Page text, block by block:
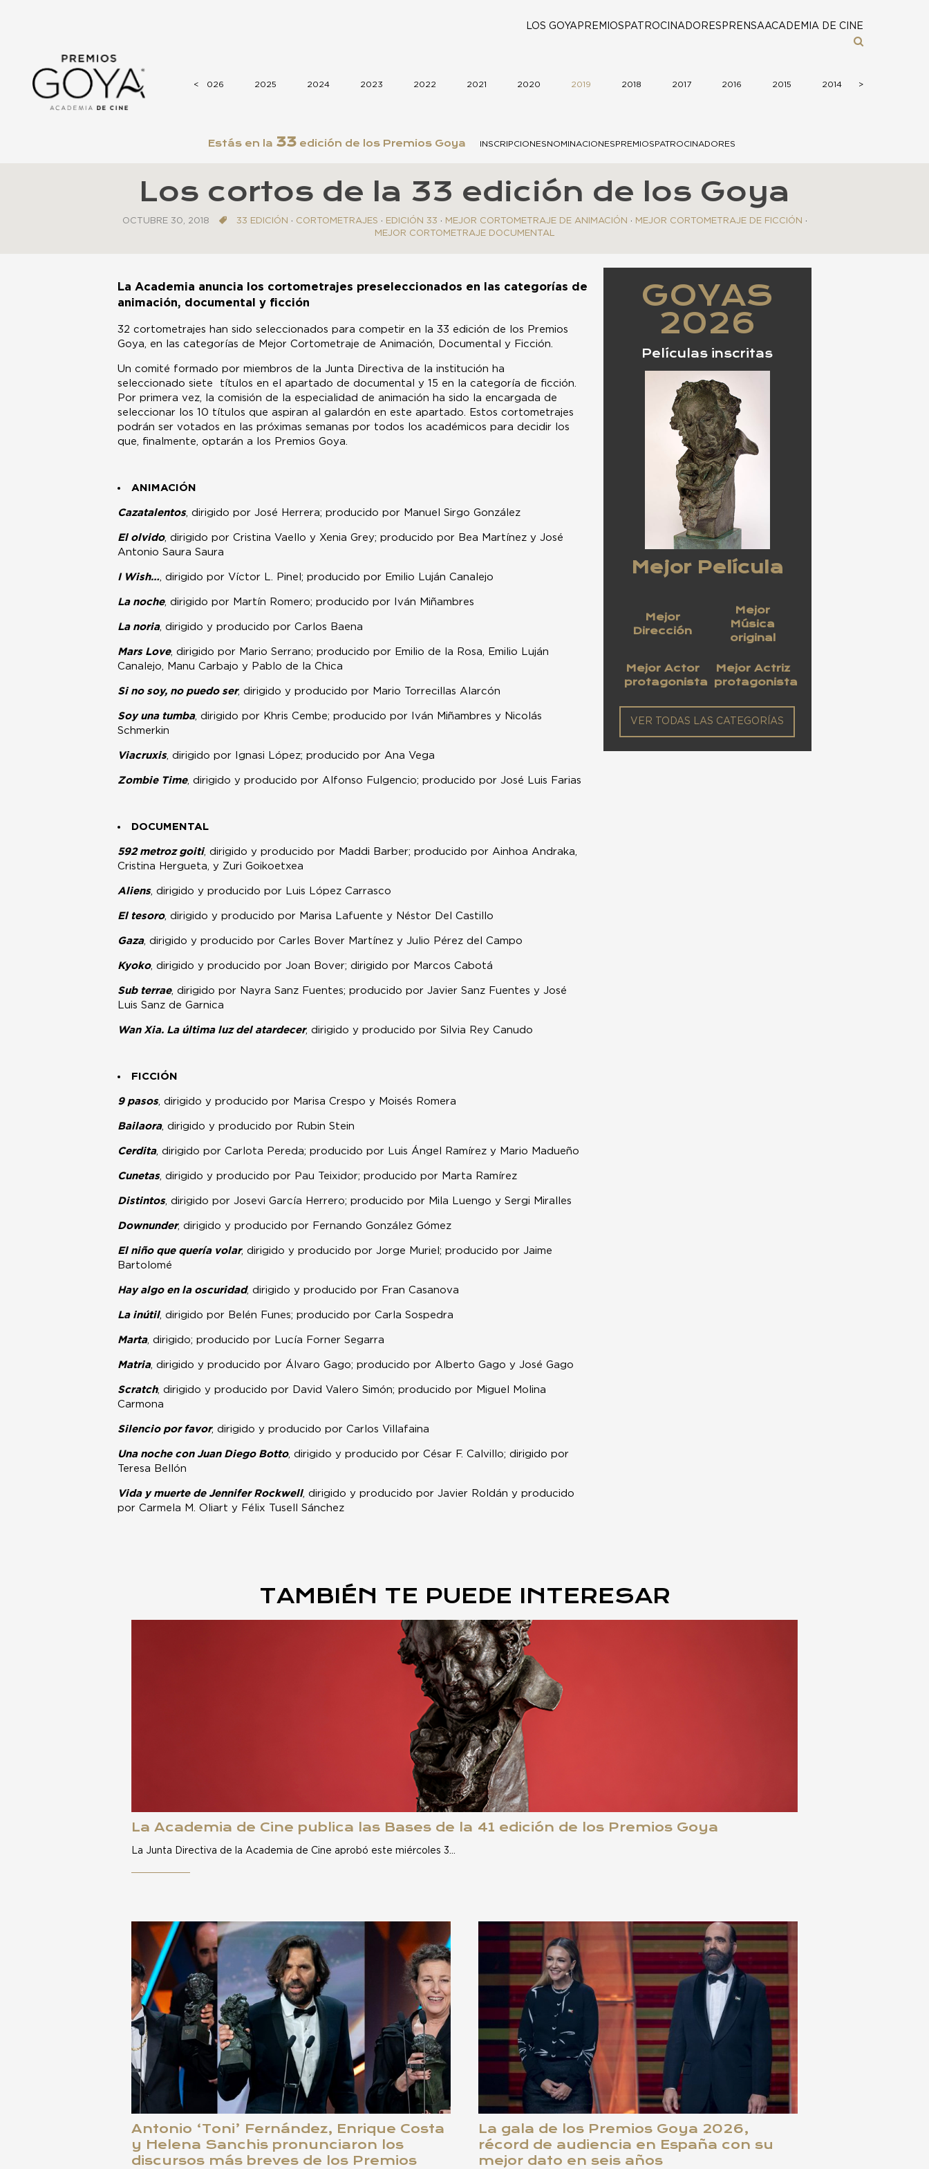
LOS GOYA PREMIOS PATROCINADORES PRENSAACADEMIA DE CINE
<
< 2026 2025 2024 2023 2022 2021 2020 2019 2018 2017 2016 2015 2014 >
>
Estás en la 33edición de los Premios Goya INSCRIPCIONESNOMINACIONESPREMIOSPATROCINADORES
Los cortos de la 33 edición de los Goya
OCTUBRE 30, 2018 33 EDICIÓN · CORTOMETRAJES · EDICIÓN 33 · MEJOR CORTOMETRAJE DE ANIMACIÓN · MEJOR CORTOMETRAJE DE FICCIÓN ·
MEJOR CORTOMETRAJE DOCUMENTAL
La Academia anuncia los cortometrajes preseleccionados en las categorías de
animación, documental y ficción
32 cortometrajes han sido seleccionados para competir en la 33 edición de los Premios
Goya, en las categorías de Mejor Cortometraje de Animación, Documental y Ficción.
Un comité formado por miembros de la Junta Directiva de la institución ha
seleccionado siete títulos en el apartado de documental y 15 en la categoría de ficción.
Por primera vez, la comisión de la especialidad de animación ha sido la encargada de
seleccionar los 10 títulos que aspiran al galardón en este apartado. Estos cortometrajes
podrán ser votados en las próximas semanas por todos los académicos para decidir los
que, finalmente, optarán a los Premios Goya.
ANIMACIÓN
Cazatalentos, dirigido por José Herrera; producido por Manuel Sirgo González
El olvido, dirigido por Cristina Vaello y Xenia Grey; producido por Bea Martínez y José
Antonio Saura Saura
I Wish…, dirigido por Víctor L. Pinel; producido por Emilio Luján Canalejo
La noche, dirigido por Martín Romero; producido por Iván Miñambres
La noria, dirigido y producido por Carlos Baena
Mars Love, dirigido por Mario Serrano; producido por Emilio de la Rosa, Emilio Luján
Canalejo, Manu Carbajo y Pablo de la Chica
Si no soy, no puedo ser, dirigido y producido por Mario Torrecillas Alarcón
Soy una tumba, dirigido por Khris Cembe; producido por Iván Miñambres y Nicolás
Schmerkin
Viacruxis, dirigido por Ignasi López; producido por Ana Vega
Zombie Time, dirigido y producido por Alfonso Fulgencio; producido por José Luis Farias
DOCUMENTAL
592 metroz goiti, dirigido y producido por Maddi Barber; producido por Ainhoa Andraka,
Cristina Hergueta, y Zuri Goikoetxea
Aliens, dirigido y producido por Luis López Carrasco
El tesoro, dirigido y producido por Marisa Lafuente y Néstor Del Castillo
Gaza, dirigido y producido por Carles Bover Martínez y Julio Pérez del Campo
Kyoko, dirigido y producido por Joan Bover; dirigido por Marcos Cabotá
Sub terrae, dirigido por Nayra Sanz Fuentes; producido por Javier Sanz Fuentes y José
Luis Sanz de Garnica
Wan Xia. La última luz del atardecer, dirigido y producido por Silvia Rey Canudo
FICCIÓN
9 pasos, dirigido y producido por Marisa Crespo y Moisés Romera
Bailaora, dirigido y producido por Rubin Stein
Cerdita, dirigido por Carlota Pereda; producido por Luis Ángel Ramírez y Mario Madueño
Cunetas, dirigido y producido por Pau Teixidor; producido por Marta Ramírez
Distintos, dirigido por Josevi García Herrero; producido por Mila Luengo y Sergi Miralles
Downunder, dirigido y producido por Fernando González Gómez
El niño que quería volar, dirigido y producido por Jorge Muriel; producido por Jaime
Bartolomé
Hay algo en la oscuridad, dirigido y producido por Fran Casanova
La inútil, dirigido por Belén Funes; producido por Carla Sospedra
Marta, dirigido; producido por Lucía Forner Segarra
Matria, dirigido y producido por Álvaro Gago; producido por Alberto Gago y José Gago
Scratch, dirigido y producido por David Valero Simón; producido por Miguel Molina
Carmona
Silencio por favor, dirigido y producido por Carlos Villafaina
Una noche con Juan Diego Botto, dirigido y producido por César F. Calvillo; dirigido por
Teresa Bellón
Vida y muerte de Jennifer Rockwell, dirigido y producido por Javier Roldán y producido
por Carmela M. Oliart y Félix Tusell Sánchez
GOYAS
2026
Películas inscritas
Mejor Película
Mejor
Dirección
Mejor
Música
original
Mejor Actor
protagonista
Mejor Actriz
protagonista
VER TODAS LAS CATEGORÍAS
TAMBIÉN TE PUEDE INTERESAR
La Academia de Cine publica las Bases de la 41 edición de los Premios Goya
La Junta Directiva de la Academia de Cine aprobó este miércoles 3…
Antonio ‘Toni’ Fernández, Enrique Costa
y Helena Sanchis pronunciaron los
discursos más breves de los Premios
La gala de los Premios Goya 2026,
récord de audiencia en España con su
mejor dato en seis años